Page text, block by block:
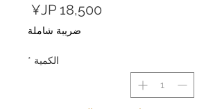
ضريبة شاملة
الكمية *